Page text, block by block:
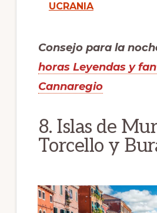
UCRANIA
Consejo para la
horas Leyendas y
Cannaregio
8. Islas de
Torcello y